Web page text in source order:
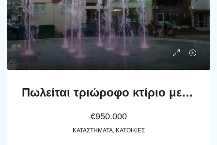
Πωλείται τριώροφο κτίριο με διαμερίσματα & κατάστημα και 15 ανοικτές θέσεις στάθμευσης
€950.000
ΚΑΤΑΣΤΉΜΑΤΑ, ΚΑΤΟΙΚΊΕΣ